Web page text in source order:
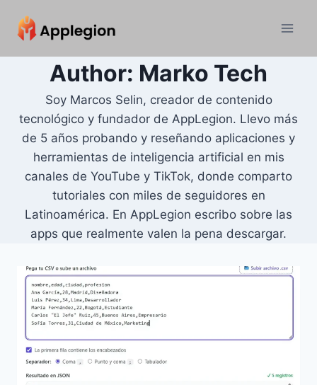
Author: Marko Tech
Soy Marcos Selin, creador de contenido
tecnológico y fundador de AppLegion. Llevo más
de 5 años probando y reseñando aplicaciones y
herramientas de inteligencia artificial en mis
canales de YouTube y TikTok, donde comparto
tutoriales con miles de seguidores en
Latinoamérica. En AppLegion escribo sobre las
apps que realmente valen la pena descargar.